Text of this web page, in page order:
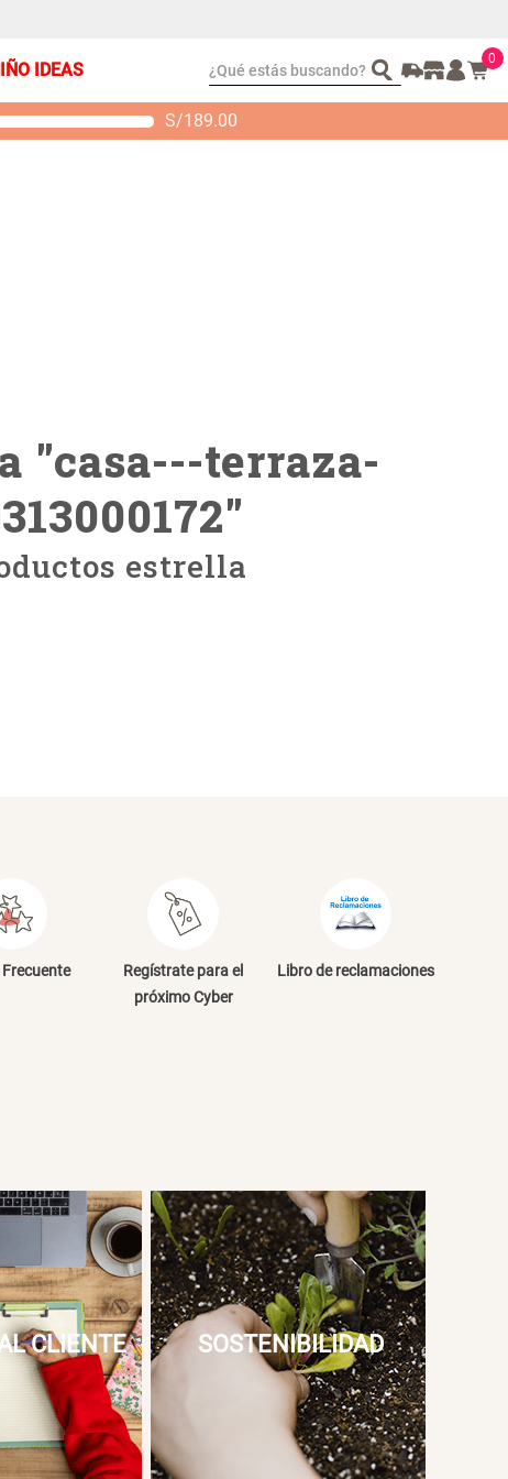
IDEAS ¿Qué estás buscando? 0
S/189.00
"casa---terraza-
"
estrella
Regístrate para el
próximo Cyber
Libro de reclamaciones
CLIENTE SOSTENIBILIDAD